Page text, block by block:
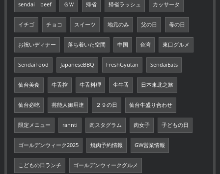
sendai beef ＧＷ 帰省 帰省ラッシュ カッサータ
イチゴ チョコ スイーツ 地元のみ 父の日 母の日
お祝いディナー 落ち着いた空間 中国 台湾 東口グルメ
SendaiFood JapaneseBBQ FreshGyutan SendaiEats
仙台美食 牛舌控 牛舌料理 生牛舌 日本東北之旅
仙台必吃 芸能人御用達 ２９の日 仙台牛盛り合わせ
限定メニュー rannti 肉スタグラム 肉女子 子どもの日
ゴールデンウィーク2025 焼肉予約情報 GW営業情報
こどもの日ランチ ゴールデンウィークグルメ